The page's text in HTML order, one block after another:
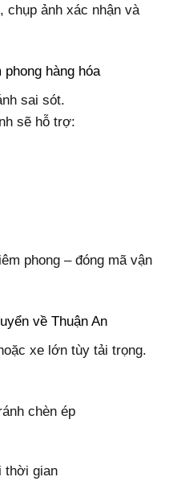
chụp ảnh xác nhận và
hàng hóa
sai sót.
sẽ hỗ trợ:
phong – đóng mã vận
về Thuận An
xe lớn tùy tải trọng.
chèn ép
thời gian